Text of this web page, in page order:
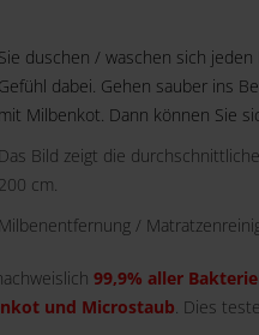
Sie duschen / waschen sich
Gefühl dabei. Gehen sauber ins
mit Milbenkot. Dann können Sie
Das Bild zeigt die
200 cm.
Milbenentfernung /
99,9% aller
und Microstaub. Dies